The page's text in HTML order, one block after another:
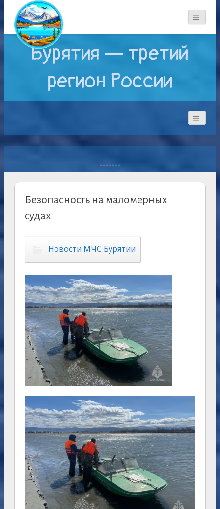
Бурятия — третий
регион России
-------
Безопасность на маломерных
судах
Новости МЧС Бурятии